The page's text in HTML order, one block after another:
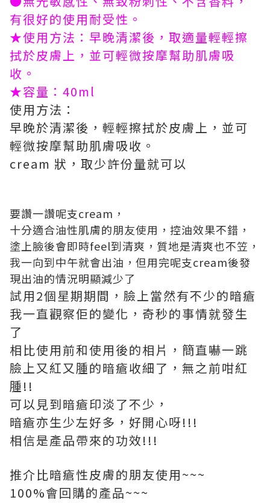
有很好的使用耐受性。
★使用方法：早晚清潔後，取適量輕輕擦
拭於皮膚上，並可輕微按摩幫助肌膚吸
收。
★容量：40ml
使用方法：
早晚於清潔後，輕輕擦拭於皮膚上，並可
輕微按摩幫助肌膚吸收。
cream 狀，取少許份量就可以
要讚一讚呢支cream，
十分適合油性肌膚的朋友使用，控油效果不錯，
塗上臉後會即時feel到清爽，質地是清爽也不笠，
我一向到中午就會出油，但用完呢支cream後發
現出油的情況明顯減少了
試用2個星期期間，臉上當然有不少的暗瘡
我一直觀察佢的變化，奇秒的事情就發生
了
相比使用前和使用後的相片，簡直嚇一跳
臉上又紅又腫的暗瘡收細了，無之前咁紅
腫!!
可以見到暗瘡印淡了不少，
暗瘡亦生少左好多，好開心呀!!!
相信是產品帶來的功效!!!
推介比暗瘡性皮膚的朋友使用~~~
100%會回購的產品~~~